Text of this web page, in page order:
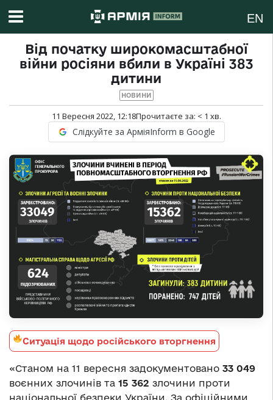
EN
Від початку широкомасштабної
війни росіяни вбили в Україні 383
дитини
НОВИНИ
11 Вересня 2022, 12:18Прочитаєте за: < 1 хв.
Слідкуйте за АрміяInform в Google
Ситуація щодо російського вторгнення
«Станом на 11 вересня задокументовано 33 049
воєнних злочинів та 15 362 злочини проти
національної безпеки України. За офіційними